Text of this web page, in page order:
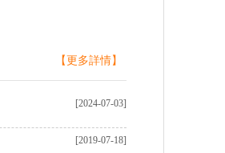
【更多詳情】
[2024-07-03]
[2019-07-18]